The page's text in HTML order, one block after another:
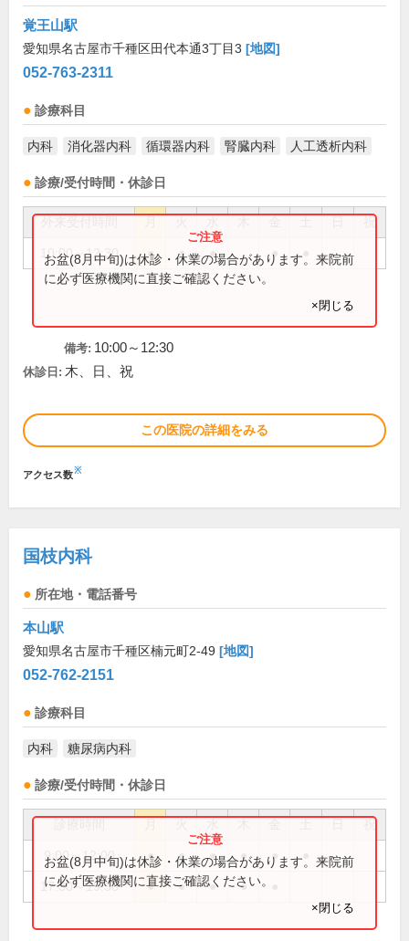
覚王山駅
愛知県名古屋市千種区田代本通3丁目3 [地図]
052-763-2311
診療科目
内科 消化器内科 循環器内科 腎臓内科 人工透析内科
診療/受付時間・休診日
祝
10:00～12:30 ● ● ● ●
お盆(8月中旬)は休診・休業の場合があります。来院前
に必ず医療機関に直接ご確認ください。
×閉じる
備考: 10:00～12:30
休診日: 木、日、祝
この医院の詳細をみる
アクセス数※
国枝内科
所在地・電話番号
本山駅
愛知県名古屋市千種区楠元町2-49 [地図]
052-762-2151
診療科目
内科 糖尿病内科
診療/受付時間・休診日
祝
9:00～12:00 ● ● ● ● ●
17:30～19:30 ● ● ● ●
お盆(8月中旬)は休診・休業の場合があります。来院前
に必ず医療機関に直接ご確認ください。
×閉じる